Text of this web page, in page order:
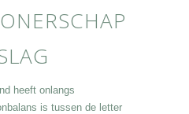
heeft onlangs
is tussen de letter